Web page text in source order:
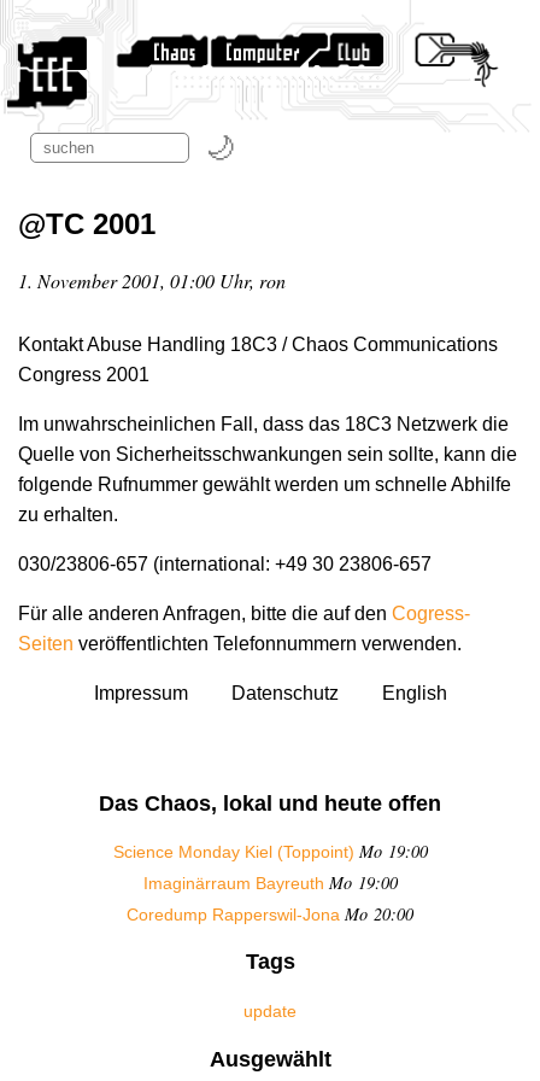
@TC 2001
1. November 2001, 01:00 Uhr, ron
Kontakt Abuse Handling 18C3 / Chaos Communications
Congress 2001
Im unwahrscheinlichen Fall, dass das 18C3 Netzwerk die
Quelle von Sicherheitsschwankungen sein sollte, kann die
folgende Rufnummer gewählt werden um schnelle Abhilfe
zu erhalten.
030/23806-657 (international: +49 30 23806-657
Für alle anderen Anfragen, bitte die auf den Cogress-
Seiten veröffentlichten Telefonnummern verwenden.
Impressum Datenschutz English
Das Chaos, lokal und heute offen
Science Monday Kiel (Toppoint) Mo 19:00
Imaginärraum Bayreuth Mo 19:00
Coredump Rapperswil-Jona Mo 20:00
Tags
update
Ausgewählt